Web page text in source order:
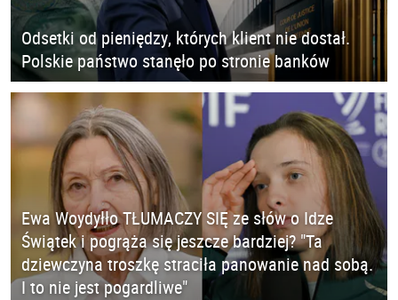
Odsetki od pieniędzy, których klient nie dostał.
Polskie państwo stanęło po stronie banków
Ewa Woydyłło TŁUMACZY SIĘ ze słów o Idze
Świątek i pogrąża się jeszcze bardziej? "Ta
dziewczyna troszkę straciła panowanie nad sobą.
I to nie jest pogardliwe"